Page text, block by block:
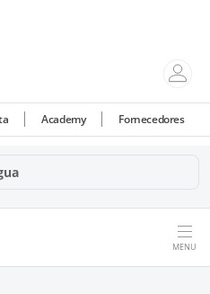
Academy Fornecedores
MENU